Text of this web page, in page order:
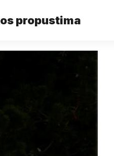
propustima